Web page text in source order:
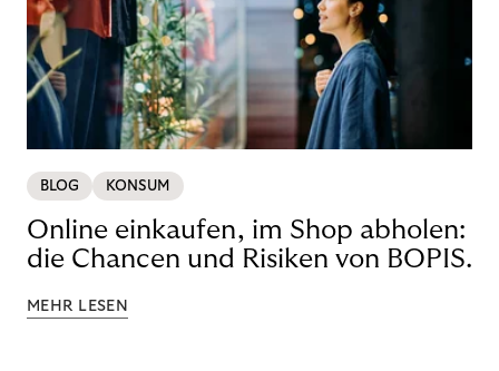
BLOG KONSUM
Online einkaufen, im Shop abholen:
die Chancen und Risiken von BOPIS.
MEHR LESEN